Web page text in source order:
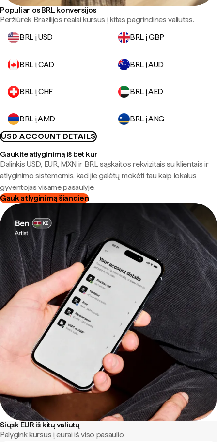
Populiarios BRL konversijos
Peržiūrėk Brazilijos realai kursus į kitas pagrindines valiutas.
BRL į USD
BRL į GBP
BRL į CAD BRL į AUD
BRL į CHF BRL į AED
BRL į AMD
BRL į ANG
USD ACCOUNT DETAILS
Gaukite atlyginimą iš bet kur
Dalinkis USD, EUR, MXN ir BRL sąskaitos rekvizitais su klientais ir
atlyginimo sistemomis, kad jie galėtų mokėti tau kaip lokalus
gyventojas visame pasaulyje.
Gauk atlyginimą šiandien
Siųsk EUR iš kitų valiutų
Palygink kursus į eurai iš viso pasaulio.